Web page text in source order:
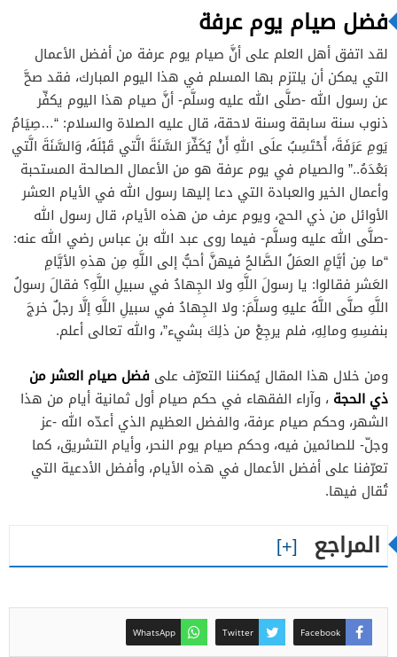
فضل صيام يوم عرفة
لقد اتفق أهل العلم على أنَّ صيام يوم عرفة من أفضل الأعمال
التي يمكن أن يلتزم بها المسلم في هذا اليوم المبارك، فقد صحَّ
عن رسول الل -صلَّى الله عليه وسلَّم- أنَّ صيام هذا اليوم يكفِّر
ذنوب سنة سابقة وسنة لاحقة، قال عليه الصلاة والسلام: “…صِيَامُ
يَومِ عَرَفَةَ، أَحْتَسِبُ علَى اللهِ أَنْ يُكَفِّرَ السَّنَةَ الَّتي قَبْلَهُ، وَالسَّنَةَ الَّتي
بَعْدَهُ..” والصيام في يوم عرفة هو من الأعمال الصالحة المستحبة
وأعمال الخير والعبادة التي دعا إليها رسول الله في الأيام العشر
الأوائل من ذي الحج، ويوم عرف من هذه الأيام، قال رسول الله
-صلَّى الله عليه وسلَّم- فيما روى عبد الله بن عباس رضي الله عنه:
“ما مِن أيَّامٍ العمَلُ الصَّالحُ فيهنَّ أحبُّ إلى اللَّهِ مِن هذهِ الأيَّامِ
العَشر فقالوا: يا رسولَ اللَّهِ ولا الجِهادُ في سبيلِ اللَّهِ؟ فقالَ رسولُ
اللَّهِ صلَّى اللَّهُ عليهِ وسلَّمَ: ولا الجِهادُ في سبيلِ اللَّهِ إلَّا رجلٌ خرجَ
بنفسِهِ ومالِهِ، فلم يرجِعْ من ذلِكَ بشيء”، والله تعالى أعلم.
ومن خلال هذا المقال يُمكننا التعرّف على فضل صيام العشر من
ذي الحجة ، وآراء الفقهاء في حكم صيام أول ثمانية أيام من هذا
الشهر، وحكم صيام عرفة، والفضل العظيم الذي أعدّه الله -عز
وجلّ- للصائمين فيه، وحكم صيام يوم النحر، وأيام التشريق، كما
تعرّفنا على أفضل الأعمال في هذه الأيام، وأفضل الأدعية التي
تُقال فيها.
المراجع
Facebook
Twitter
WhatsApp